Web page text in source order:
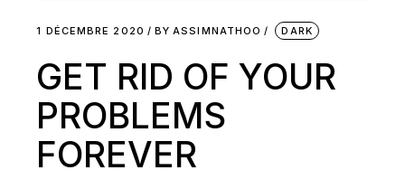
1 DÉCEMBRE 2020 BY ASSIMNATHOO DARK
GET RID OF YOUR
PROBLEMS
FOREVER